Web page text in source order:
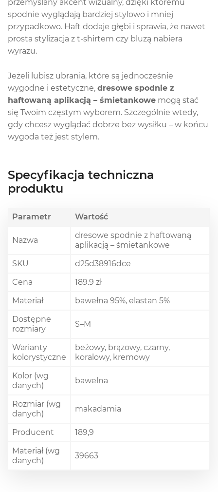
przemyślany akcent wizualny, dzięki któremu
spodnie wyglądają bardziej stylowo i mniej
przypadkowo. Haft dodaje głębi i sprawia, że nawet
prosta stylizacja z t-shirtem czy bluzą nabiera
wyrazu.
Jeżeli lubisz ubrania, które są jednocześnie
wygodne i estetyczne, dresowe spodnie z
haftowaną aplikacją – śmietankowe mogą stać
się Twoim częstym wyborem. Szczególnie wtedy,
gdy chcesz wyglądać dobrze bez wysiłku – w końcu
wygoda też jest stylem.
Specyfikacja techniczna
produktu
Parametr Wartość
Nazwa
dresowe spodnie z haftowaną
aplikacją – śmietankowe
SKU
d25d38916dce
Cena
189.9 zł
Materiał
bawełna 95%, elastan 5%
Dostępne
rozmiary
S–M
Warianty
kolorystyczne
beżowy, brązowy, czarny,
koralowy, kremowy
Kolor (wg
danych)
bawelna
Rozmiar (wg
danych)
makadamia
Producent
189,9
Materiał (wg
danych)
39663